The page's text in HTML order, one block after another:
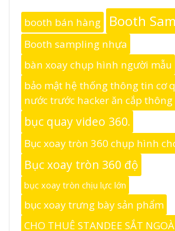
booth bán hàng Booth
Booth sampling nhựa
bàn xoay chụp hình người mẫu
bảo mật hệ thống thông tin cơ
nước trước hacker ăn cắp
bục quay video 360.
Bục xoay tròn 360 chụp hình
Bục xoay tròn 360 độ
bục xoay tròn chịu lực lớn
bục xoay trưng bày sản phẩm
CHO THUÊ STANDEE SẮT